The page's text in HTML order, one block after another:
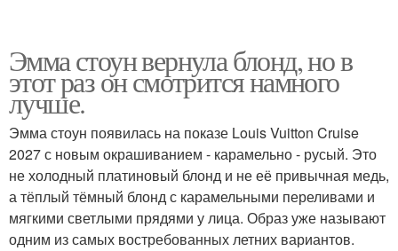
Эмма стоун вернула блонд, но в
этот раз он смотрится намного
лучше.
Эмма стоун появилась на показе Louis Vuitton Cruise
2027 с новым окрашиванием - карамельно - русый. Это
не холодный платиновый блонд и не её привычная медь,
а тёплый тёмный блонд с карамельными переливами и
мягкими светлыми прядями у лица. Образ уже называют
одним из самых востребованных летних вариантов.